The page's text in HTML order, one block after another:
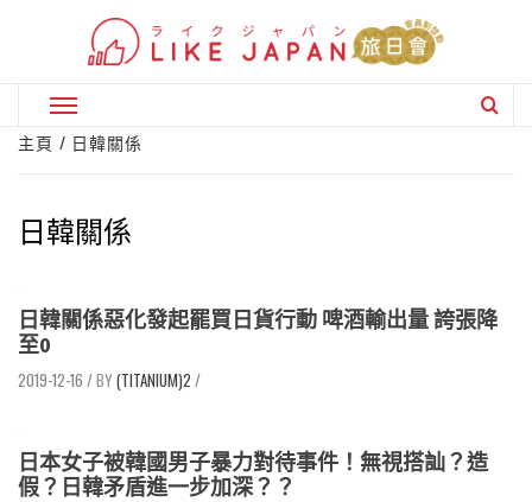
Primary
Menu
主頁 日韓關係
日韓關係
日韓關係惡化發起罷買日貨行動 啤酒輸出量 誇張降
至0
2019-12-16 / (TITANIUM)2 /
日本女子被韓國男子暴力對待事件！無視搭訕？造
假？日韓矛盾進一步加深？？